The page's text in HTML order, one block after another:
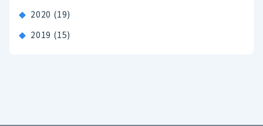
2020 (19)
2019 (15)